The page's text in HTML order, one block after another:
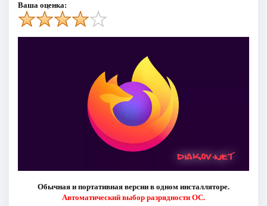
Ваша оценка:
Обычная и портативная версии в одном инсталляторе.
Автоматический выбор разрядности ОС.